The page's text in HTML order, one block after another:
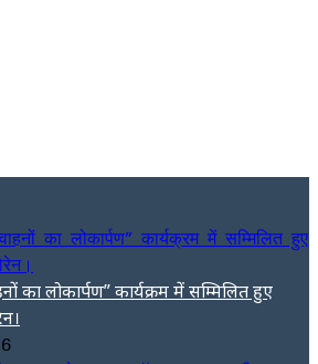
का लोकार्पण” कार्यक्रम में सम्मिलित हुए